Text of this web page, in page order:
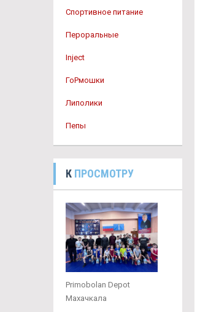
Спортивное питание
Пероральные
Inject
ГоРмошки
Липолики
Пепы
К ПРОСМОТРУ
Primobolan Depot
Махачкала